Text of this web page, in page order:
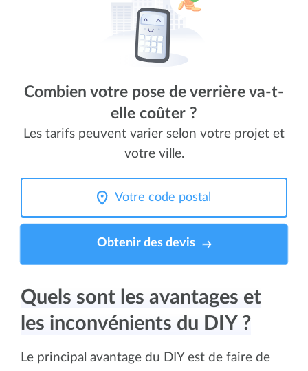
Combien votre pose de verrière va-t-
elle coûter ?
Les tarifs peuvent varier selon votre projet et
votre ville.
Obtenir des devis
Quels sont les avantages et
les inconvénients du DIY ?
Le principal avantage du DIY est de faire de